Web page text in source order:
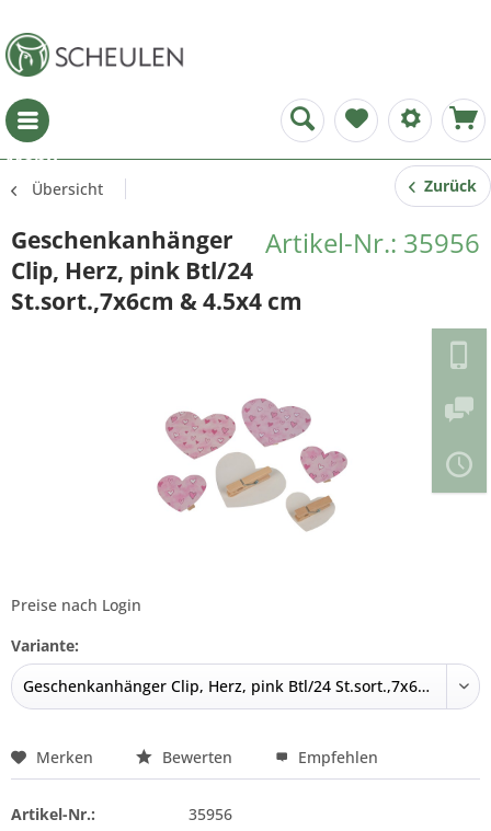
Menü
Übersicht Zurück
Artikel-Nr.: 35956
Geschenkanhänger
Clip, Herz, pink Btl/24
St.sort.,7x6cm & 4.5x4 cm
Preise nach Login
Variante:
Merken Bewerten Empfehlen
Artikel-Nr.:
35956